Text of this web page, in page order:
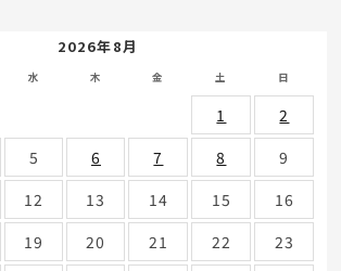
2026年8月
水 木 金 土 日
1
2
5 6 7 8
9
12 13 14 15
16
19 20 21 22
23